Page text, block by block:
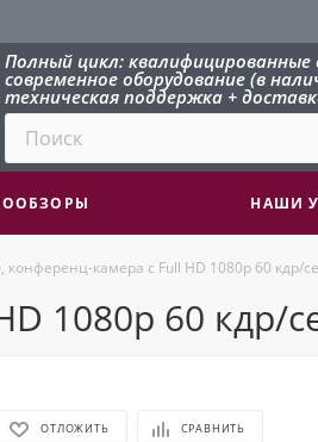
Полный цикл: квалифицированные
современное оборудование (в
техническая поддержка +
НАШИ
конференц-камера с Full HD 1080p 60 кдр/
1080p 60 кдр/
ОТЛОЖИТЬ СРАВНИТЬ